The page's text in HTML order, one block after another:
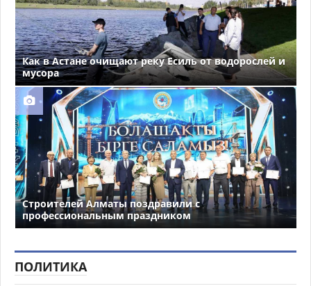
Как в Астане очищают реку Есиль от водорослей и
мусора
Строителей Алматы поздравили с
профессиональным праздником
ПОЛИТИКА